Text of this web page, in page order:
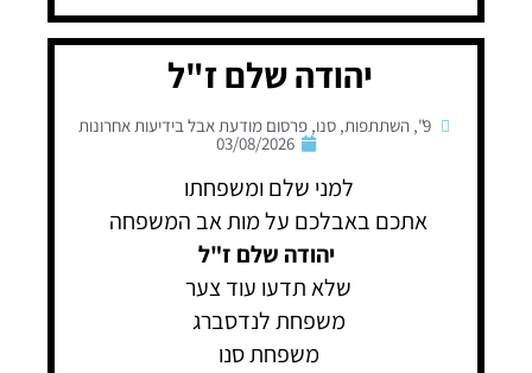
יהודה שלם ז"ל
9"
, השתתפות, סנו, פרסום מודעת אבל בידיעות אחרונות
03/08/2026
למני שלם ומשפחתו
אתכם באבלכם על מות אב המשפחה
יהודה שלם ז"ל
שלא תדעו עוד צער
משפחת לנדסברג
משפחת סנו